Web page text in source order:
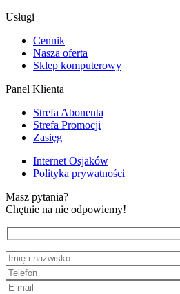
Usługi
Cennik
Nasza oferta
Sklep komputerowy
Panel Klienta
Strefa Abonenta
Strefa Promocji
Zasięg
Internet Osjaków
Polityka prywatności
Masz pytania?
Chętnie na nie odpowiemy!